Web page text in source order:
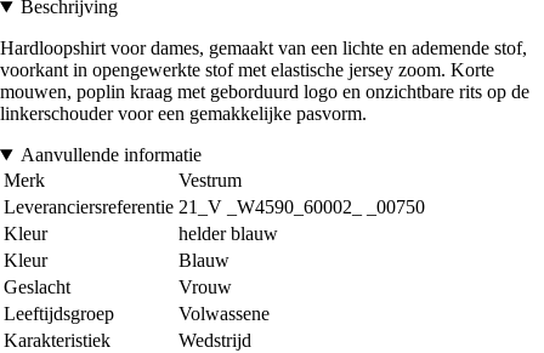
Beschrijving
Hardloopshirt voor dames, gemaakt van een lichte en ademende stof,
voorkant in opengewerkte stof met elastische jersey zoom. Korte
mouwen, poplin kraag met geborduurd logo en onzichtbare rits op de
linkerschouder voor een gemakkelijke pasvorm.
Aanvullende informatie
Merk
Vestrum
Leveranciersreferentie 21_V _W4590_60002_ _00750
Kleur
helder blauw
Kleur
Blauw
Geslacht
Vrouw
Leeftijdsgroep
Volwassene
Karakteristiek
Wedstrijd